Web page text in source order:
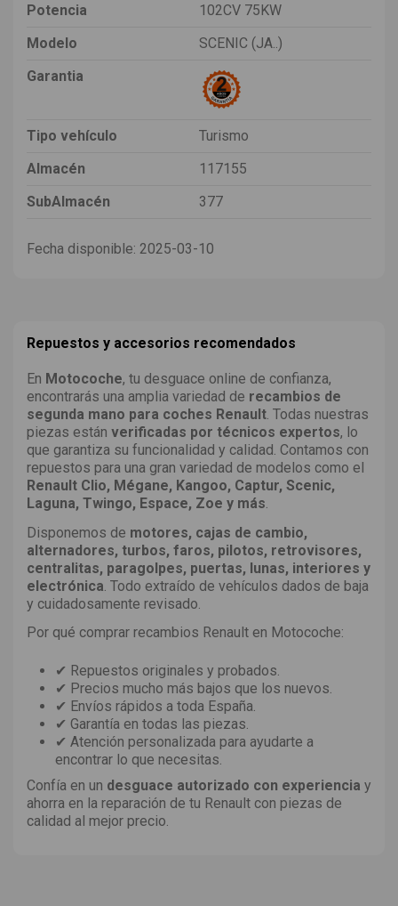
Potencia
102CV 75KW
Modelo
SCENIC (JA..)
Garantia
Tipo vehículo
Turismo
Almacén
117155
SubAlmacén
377
Fecha disponible: 2025-03-10
Repuestos y accesorios recomendados
En Motocoche, tu desguace online de confianza,
encontrarás una amplia variedad de recambios de
segunda mano para coches Renault . Todas nuestras
piezas están verificadas por técnicos expertos, lo
que garantiza su funcionalidad y calidad. Contamos con
repuestos para una gran variedad de modelos como el
Renault Clio, Mégane, Kangoo, Captur, Scenic,
Laguna, Twingo, Espace, Zoe y más
Disponemos de motores, cajas de cambio,
alternadores, turbos, faros, pilotos, retrovisores,
centralitas, paragolpes, puertas, lunas, interiores y
electrónica . Todo extraído de vehículos dados de baja
y cuidadosamente revisado.
Por qué comprar recambios Renault en Motocoche:
✔ Repuestos originales y probados.
✔ Precios mucho más bajos que los nuevos.
✔ Envíos rápidos a toda España.
✔ Garantía en todas las piezas.
✔ Atención personalizada para ayudarte a
encontrar lo que necesitas.
Confía en un desguace autorizado con experiencia y
ahorra en la reparación de tu Renault con piezas de
calidad al mejor precio.